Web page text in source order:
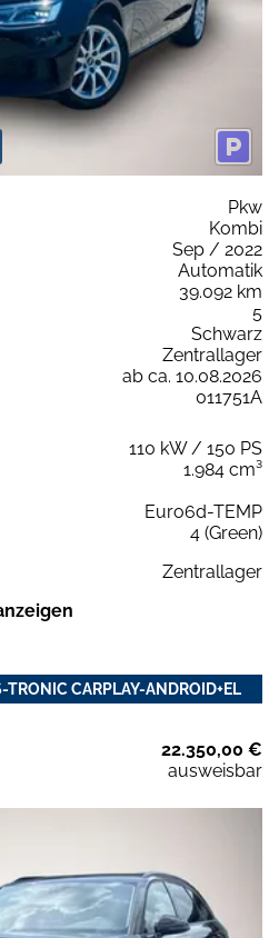
Pkw
Kombi
Sep / 2022
Automatik
39.092 km
5
Schwarz
Zentrallager
ab ca. 10.08.2026
011751A
110 kW / 150 PS
1.984 cm³
Euro6d-TEMP
4 (Green)
Zentrallager
CARPLAY-ANDROID+EL
22.350,00 €
ausweisbar